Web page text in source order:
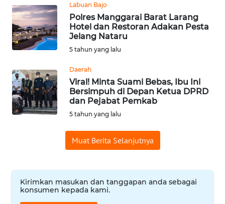
Labuan Bajo
Polres Manggarai Barat Larang
Hotel dan Restoran Adakan Pesta
Jelang Nataru
5 tahun yang lalu
Daerah
Viral! Minta Suami Bebas, Ibu Ini
Bersimpuh di Depan Ketua DPRD
dan Pejabat Pemkab
5 tahun yang lalu
Muat Berita Selanjutnya
Kirimkan masukan dan tanggapan anda sebagai
konsumen kepada kami.
WN
JAMBI
WN
WN
NTB
SULBAR